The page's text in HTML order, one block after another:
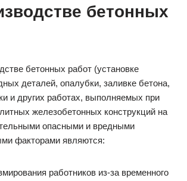
бетонных
бетонных работ (установке
деталей, опалубки, заливке бетона,
и других работах, выполняемых при
железобетонных конструкций на
опасными и вредными
факторами являются:
работников из-за временного